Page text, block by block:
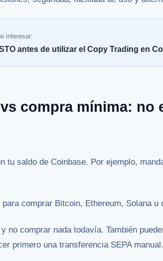
interesar:
antes de utilizar el Copy Trading en
compra mínima: no
tu saldo de Coinbase. Por ejemplo,
comprar Bitcoin, Ethereum, Solana u
no comprar nada todavía. También
primero una transferencia SEPA manual.